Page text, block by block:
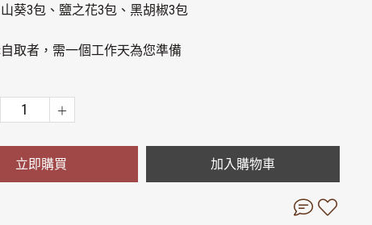
葵3包、鹽之花3包、黑胡椒3包
取者，需一個工作天為您準備
立即購買 加入購物車